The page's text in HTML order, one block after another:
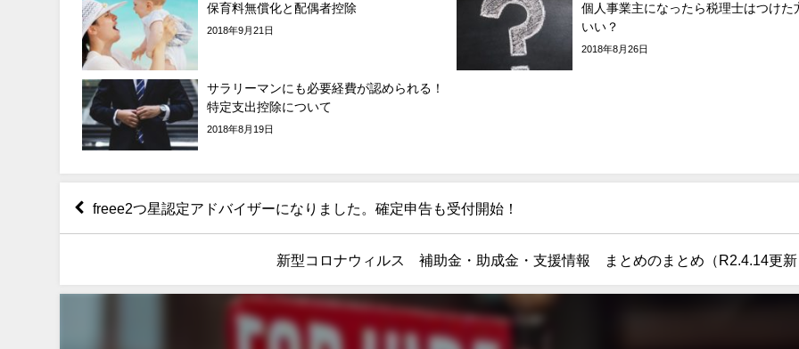
保育料無償化と配偶者控除
2018年9月21日
個人事業主になったら税理士はつけた
いい？
2018年8月26日
サラリーマンにも必要経費が認められる！
特定支出控除について
2018年8月19日
freee2つ星認定アドバイザーになりました。確定申告も受付開始！
新型コロナウィルス 補助金・助成金・支援情報 まとめのまとめ（R2.4.14更新